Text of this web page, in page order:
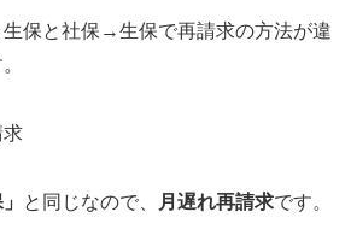
保と社保→生保で再請求の方法が違
と同じなので、 月遅れ再請求です。